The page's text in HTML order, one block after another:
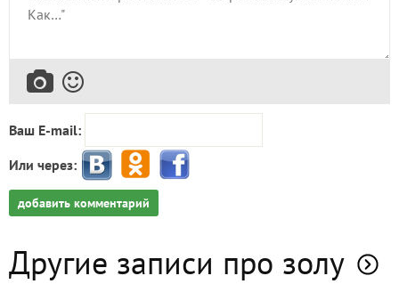
Ваш E-mail:
Или через:
добавить комментарий
Другие записи про золу